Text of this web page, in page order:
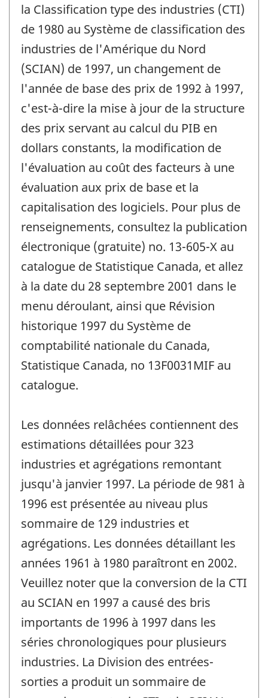
la Classification type des industries (CTI)
de 1980 au Système de classification des
industries de l'Amérique du Nord
(SCIAN) de 1997, un changement de
l'année de base des prix de 1992 à 1997,
c'est-à-dire la mise à jour de la structure
des prix servant au calcul du PIB en
dollars constants, la modification de
l'évaluation au coût des facteurs à une
évaluation aux prix de base et la
capitalisation des logiciels. Pour plus de
renseignements, consultez la publication
électronique (gratuite) no. 13-605-X au
catalogue de Statistique Canada, et allez
à la date du 28 septembre 2001 dans le
menu déroulant, ainsi que Révision
historique 1997 du Système de
comptabilité nationale du Canada,
Statistique Canada, no 13F0031MIF au
catalogue.
Les données relâchées contiennent des
estimations détaillées pour 323
industries et agrégations remontant
jusqu'à janvier 1997. La période de 981 à
1996 est présentée au niveau plus
sommaire de 129 industries et
agrégations. Les données détaillant les
années 1961 à 1980 paraîtront en 2002.
Veuillez noter que la conversion de la CTI
au SCIAN en 1997 a causé des bris
importants de 1996 à 1997 dans les
séries chronologiques pour plusieurs
industries. La Division des entrées-
sorties a produit un sommaire de